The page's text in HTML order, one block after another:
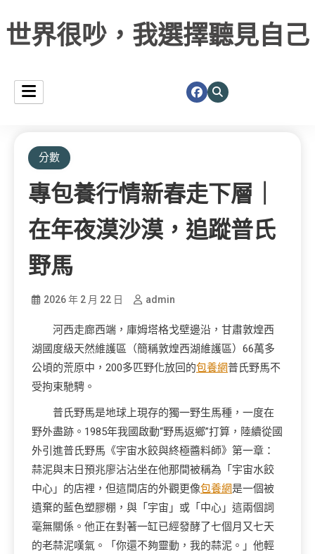
世界很吵，我選擇聽見自己
分數
專包養行情新春走下層｜
在年夜漠沙漠，追蹤普氏
野馬
2026 年 2 月 22 日 admin
河西走廊西端，庫姆塔格戈壁邊沿，甘肅敦煌西
湖國度級天然維護區（簡稱敦煌西湖維護區）66萬多
公頃的荒原中，200多匹野化放回的包養網普氏野馬不
受拘束馳騁。
普氏野馬是地球上現存的獨一野生馬種，一度在
野外盡跡。1985年我國啟動“野馬返鄉”打算，陸續從國
外引進普氏野馬《宇宙水餃與終極醬料師》第一章：
蒜泥與末日預兆廖沾沾坐在他那間被稱為「宇宙水餃
中心」的店裡，但這間店的外觀更像包養網是一個被
遺棄的藍色塑膠棚，與「宇宙」或「中心」這兩個詞
毫無關係。他正在對著一缸已經發酵了七個月又七天
的老蒜泥嘆氣。「你還不夠靈動，我的蒜泥。」他輕